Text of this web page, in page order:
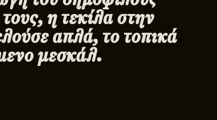
η τεκίλα στην
απλά, το τοπικά
μεσκάλ.